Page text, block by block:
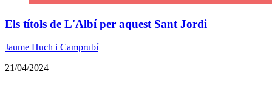
Els títols de L'Albí per aquest Sant Jordi
Jaume Huch i Camprubí
21/04/2024